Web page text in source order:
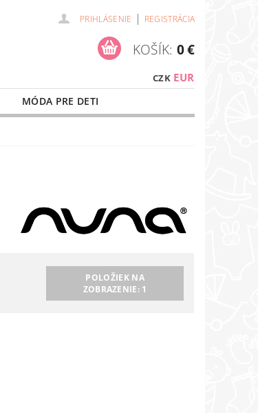
PRIHLÁSENIE | REGISTRÁCIA
CZK EUR
KOŠÍK: 0 €
MÓDA PRE DETI
POLOŽIEK NA
ZOBRAZENIE: 1